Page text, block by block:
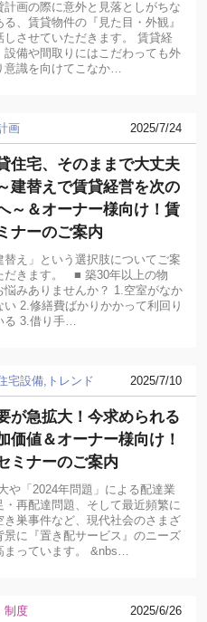
計画の際に意外と見落としがちな
、賃貸物件の『見た目・外観』
しさせていただきます。 賃貸経
設備や間取りにはこだわっても外
意識を向けてこなか…
画 2025/7/24
住宅、そのままで大丈夫
建替えで賃貸経営を次の
～＆オーナー様向け！賃
ナーのご案内
替え」という選択肢についてご案
だきます。 ■ 築30年以上の物
悩みありませんか？ 1.空室がなか
い 2.修繕費ばかりかかって利回り
る 3.借り手…
宅設備 トレンド 2025/7/10
が急拡大！今求められる
価値＆オーナー様向け！
ミナーのご案内
や「2024年問題」による配達業
・再配達問題、そして最近頻繁に
き巣事件など、現代社会のさまざ
景に『置き配サービス』のニーズ
まっています。 &nbs…
制度 2025/6/26